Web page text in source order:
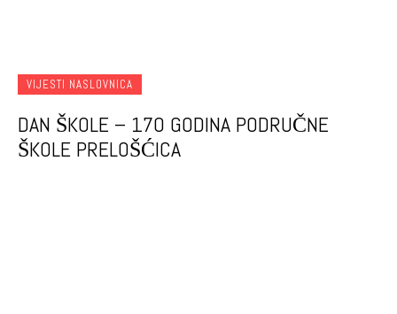
VIJESTI NASLOVNICA
DAN ŠKOLE – 170 GODINA PODRUČNE
ŠKOLE PRELOŠĆICA